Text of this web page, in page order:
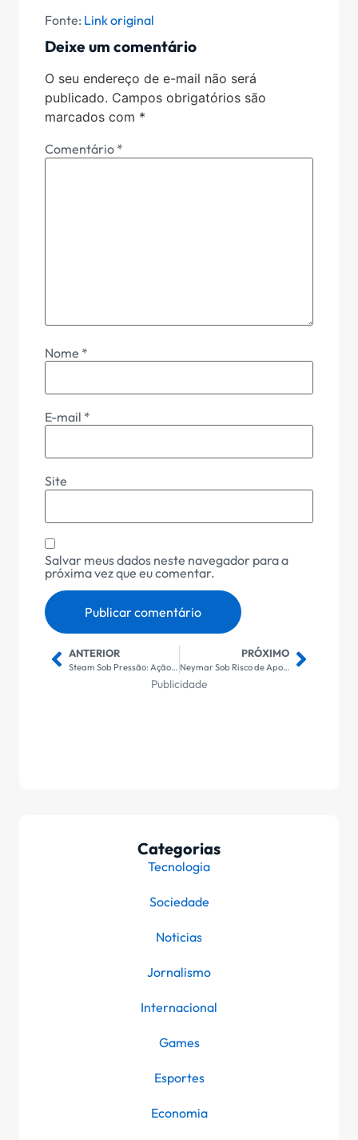
Fonte: Link original
Deixe um comentário
O seu endereço de e-mail não será
publicado. Campos obrigatórios são
marcados com *
Comentário *
Nome *
E-mail *
Site
Salvar meus dados neste navegador para a
próxima vez que eu comentar.
ANTERIOR
Steam Sob Pressão: Ação Coletiva no Reino Unido Denuncia Comissão de 30% como Injusta ao Mercado
PRÓXIMO
Neymar Sob Risco de Aposentadoria: Futuro do Craque em Debate Após Anúncio Surpreendente
Publicidade
Categorias
Tecnologia
Sociedade
Noticias
Jornalismo
Internacional
Games
Esportes
Economia